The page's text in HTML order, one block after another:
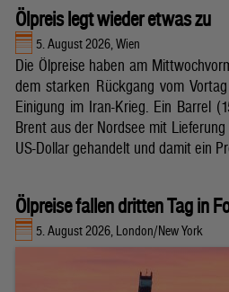
Ölpreis legt wieder etwas zu
5. August 2026, Wien
Die Ölpreise haben am
dem starken Rückgang vom
Einigung im Iran-Krieg. Ein Barrel
Brent aus der Nordsee mit
US-Dollar gehandelt und damit ein
Ölpreise fallen dritten Tag in
5. August 2026, London/New York